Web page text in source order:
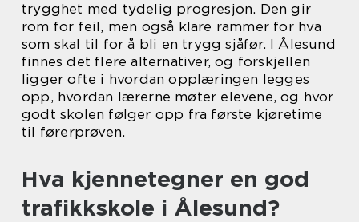
trygghet med tydelig progresjon. Den gir
rom for feil, men også klare rammer for hva
som skal til for å bli en trygg sjåfør. I Ålesund
finnes det flere alternativer, og forskjellen
ligger ofte i hvordan opplæringen legges
opp, hvordan lærerne møter elevene, og hvor
godt skolen følger opp fra første kjøretime
til førerprøven.
Hva kjennetegner en god
trafikkskole i Ålesund?